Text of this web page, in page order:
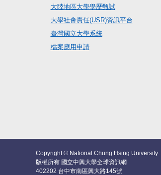
大陸地區大學學歷甄試
大學社會責任(USR)資訊平台
臺灣國立大學系統
檔案應用申請
Copyright © National Chung Hsing University
版權所有 國立中興大學全球資訊網
402202 台中市南區興大路145號